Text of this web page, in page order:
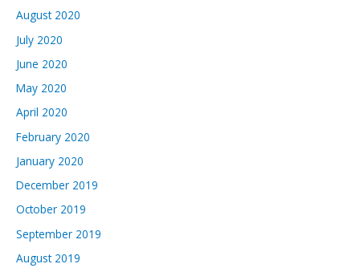
August 2020
July 2020
June 2020
May 2020
April 2020
February 2020
January 2020
December 2019
October 2019
September 2019
August 2019